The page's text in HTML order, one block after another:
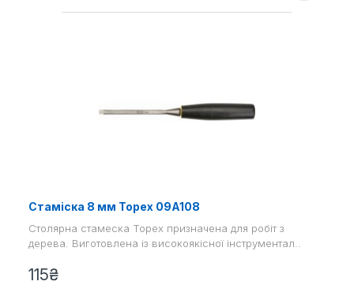
Стаміска 8 мм Topex 09A108
Столярна стамеска Topex призначена для робіт з
дерева. Виготовлена ​​із високоякісної інструментал..
115₴